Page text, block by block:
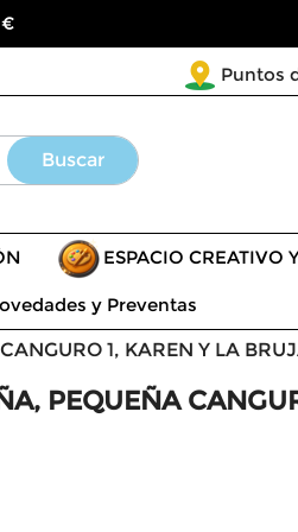
Puntos
Buscar
ESPACIO CREATIVO
y Preventas
1, KAREN Y LA
PEQUEÑA